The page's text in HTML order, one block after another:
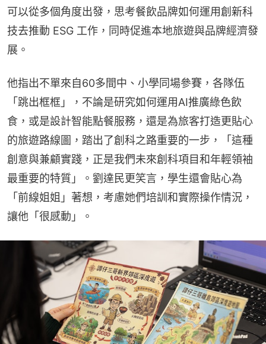
可以從多個角度出發，思考餐飲品牌如何運用創新科
技去推動 ESG 工作，同時促進本地旅遊與品牌經濟發
展。
他指出不單來自60多間中、小學同場參賽，各隊伍
「跳出框框」，不論是研究如何運用AI推廣綠色飲
食，或是設計智能點餐服務，還是為旅客打造更貼心
的旅遊路線圖，踏出了創科之路重要的一步，「這種
創意與兼顧實踐，正是我們未來創科項目和年輕領袖
最重要的特質」。劉達民更笑言，學生還會貼心為
「前線姐姐」著想，考慮她們培訓和實際操作情況，
讓他「很感動」。